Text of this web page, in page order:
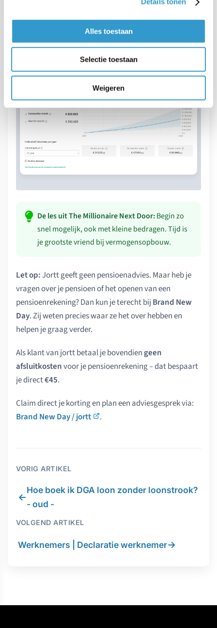
Alles toestaan
Selectie toestaan
Weigeren
samengestelde rente
(rente over rente).
Hieronder zie je hoe dat werkt:
De les uit The Millionaire Next Door:Begin zo
snel mogelijk, ook met kleine bedragen. Tijd is
je grootste vriend bij vermogensopbouw.
Let op:Jortt geeft geen pensioenadvies. Maar heb je
vragen over je pensioen of het openen van een
pensioenrekening? Dan kun je terecht bij Brand New
Day. Zij weten precies waar ze het over hebben en
helpen je graag verder.
Als klant van jortt betaal je bovendiengeen
afsluitkostenvoor je pensioenrekening – dat bespaart
je direct€45.
Claim direct je korting en plan een adviesgesprek via:
Brand New Day / jortt
.
VORIG ARTIKEL
←
Hoe boek ik DGA loon zonder loonstrook?
- oud -
VOLGEND ARTIKEL
Werknemers | Declaratie werknemer→